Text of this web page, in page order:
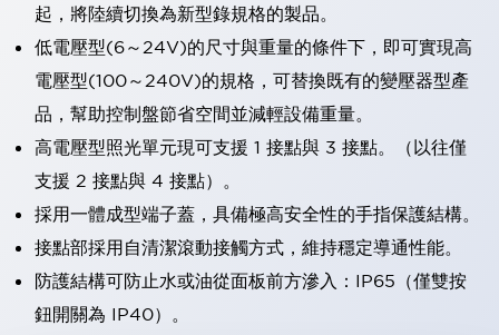
起，將陸續切換為新型錄規格的製品。
低電壓型(6～24V)的尺寸與重量的條件下，即可實現高
電壓型(100～240V)的規格，可替換既有的變壓器型產
品，幫助控制盤節省空間並減輕設備重量。
高電壓型照光單元現可支援 1 接點與 3 接點。（以往僅
支援 2 接點與 4 接點）。
採用一體成型端子蓋，具備極高安全性的手指保護結構。
接點部採用自清潔滾動接觸方式，維持穩定導通性能。
防護結構可防止水或油從面板前方滲入：IP65（僅雙按
鈕開關為 IP40）。